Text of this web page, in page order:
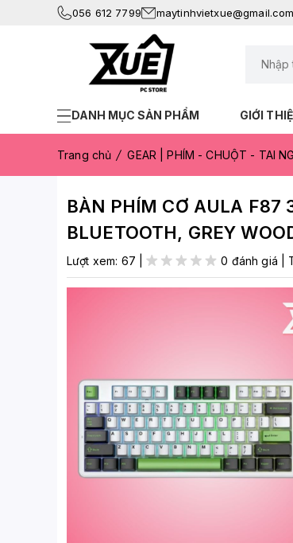
056 612 7799 maytinhvietxue@gmail.com
DANH MỤC SẢN PHẨM GIỚI
Trang chủ GEAR | PHÍM - CHUỘT - TAI
BÀN PHÍM CƠ AULA F87
BLUETOOTH, GREY
Lượt xem: 67 | 0 đánh giá